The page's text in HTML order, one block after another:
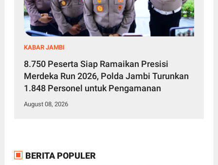
KABAR JAMBI
8.750 Peserta Siap Ramaikan Presisi
Merdeka Run 2026, Polda Jambi Turunkan
1.848 Personel untuk Pengamanan
August 08, 2026
BERITA POPULER